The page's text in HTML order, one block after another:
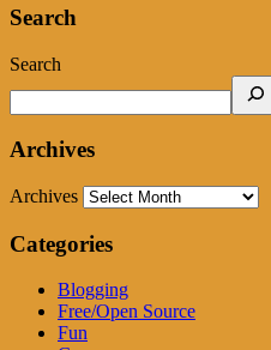
Search
Search
Archives
Archives
Categories
Blogging
Free/Open Source
Fun